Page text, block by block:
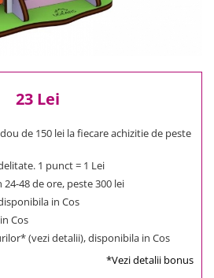
23 Lei
de 150 lei la fiecare achizitie de peste
1 punct = 1 Lei
24-48 de ore, peste 300 lei
in Cos
Cos
(vezi detalii), disponibila in Cos
*Vezi detalii bonus